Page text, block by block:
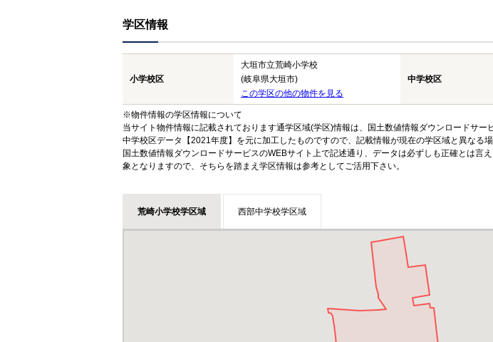
学区情報
小学校区
大垣市立荒崎小学校
(岐阜県大垣市)
この学区の他の物件を見る
中学校区
※物件情報の学区情報について
当サイト物件情報に記載されております通学区域(学区)情報は、国土数値情報ダウンロードサ
中学校区データ【2021年度】を元に加工したものですので、記載情報が現在の学区域と異なる場
国土数値情報ダウンロードサービスのWEBサイト上で記述通り、データは必ずしも正確とは言
象となりますので、そちらを踏まえ学区情報は参考としてご活用下さい。
荒崎小学校学区域 西部中学校学区域